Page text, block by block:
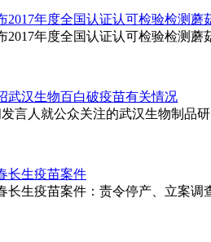
布2017年度全国认证认可检验检测
布2017年度全国认证认可检验检测
武汉生物百白破疫苗有关情况
发言人就公众关注的武汉生物制品
长生疫苗案件
疫苗案件：责令停产、立案